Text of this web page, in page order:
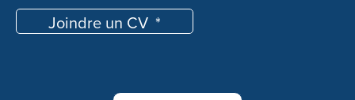
Joindre un CV